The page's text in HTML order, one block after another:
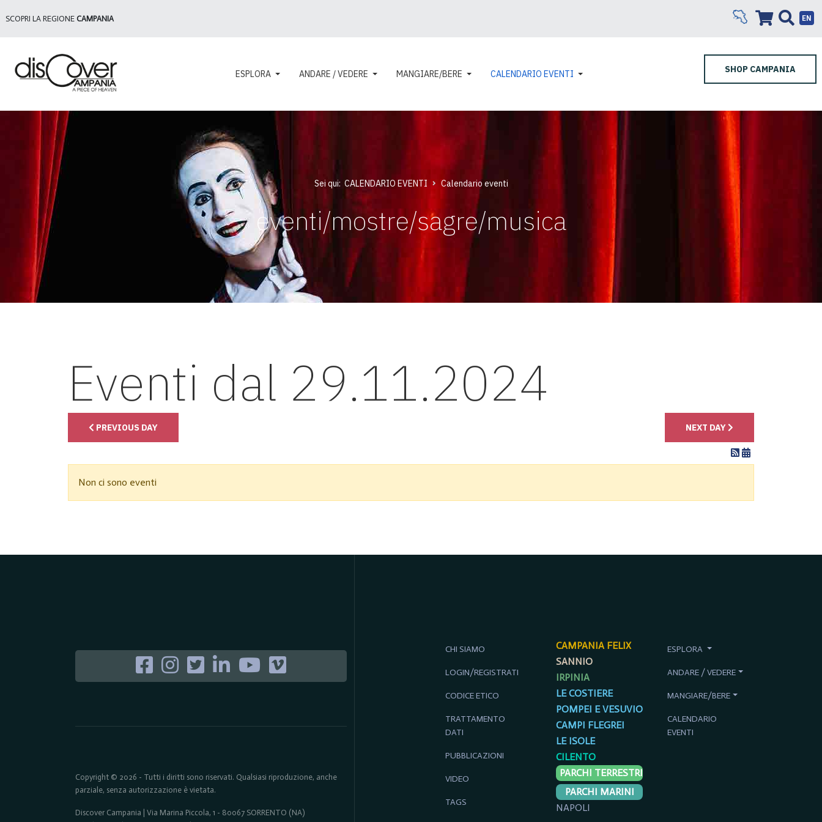
SCOPRI LA REGIONE CAMPANIA EN
ESPLORA ANDARE / VEDERE MANGIARE/BERE CALENDARIO EVENTI SHOP CAMPANIA
Sei qui: CALENDARIO EVENTI Calendario eventi
eventi/mostre/sagre/musica
Eventi dal 29.11.2024
PREVIOUS DAY NEXT DAY
Non ci sono eventi
Copyright © 2026 - Tutti i diritti sono riservati. Qualsiasi riproduzione, anche
parziale, senza autorizzazione è vietata.
Discover Campania | Via Marina Piccola, 1 - 80067 SORRENTO (NA)
CHI SIAMO
LOGIN/REGISTRATI
CODICE ETICO
TRATTAMENTO
DATI
PUBBLICAZIONI
VIDEO
TAGS
CAMPANIA FELIX
SANNIO
IRPINIA
LE COSTIERE
POMPEI E VESUVIO
CAMPI FLEGREI
LE ISOLE
CILENTO
PARCHI TERRESTRI
PARCHI MARINI
NAPOLI
ESPLORA
ANDARE / VEDERE
MANGIARE/BERE
CALENDARIO
EVENTI